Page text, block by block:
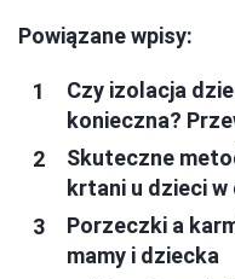
Powiązane wpisy:
Czy izolacja
konieczna?
Skuteczne
krtani u dzieci
Porzeczki a
mamy i dziecka